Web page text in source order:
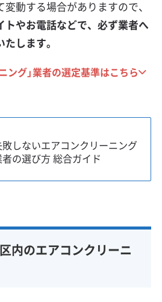
動する場合がありますので、
トやお電話などで、必ず業者へ
します。
ング」業者の選定基準はこちら
敗しないエアコンクリーニング
者の選び方 総合ガイド
内のエアコンクリーニ